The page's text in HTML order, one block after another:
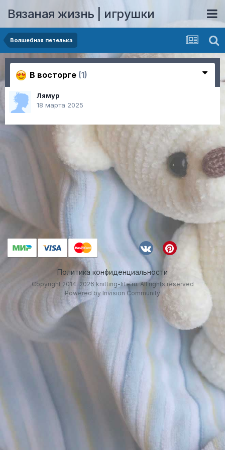
Вязаная жизнь | игрушки
Волшебная петелька
В восторге (1)
Лямур
18 марта 2025
Политика конфиденциальности
Copyright 2014-2026 knitting-life.ru. All rights reserved
Powered by Invision Community